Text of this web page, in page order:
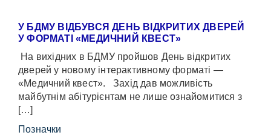
У БДМУ ВІДБУВСЯ ДЕНЬ ВІДКРИТИХ ДВЕРЕЙ
У ФОРМАТІ «МЕДИЧНИЙ КВЕСТ»
На вихідних в БДМУ пройшов День відкритих
дверей у новому інтерактивному форматі —
«Медичний квест». Захід дав можливість
майбутнім абітурієнтам не лише ознайомитися з
[…]
Позначки